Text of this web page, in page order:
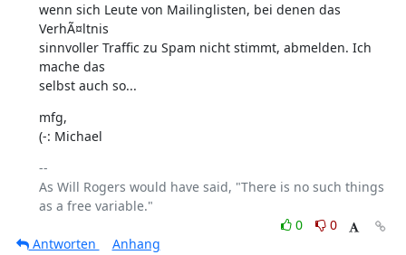
wenn sich Leute von Mailinglisten, bei denen das
VerhÃ¤ltnis
sinnvoller Traffic zu Spam nicht stimmt, abmelden. Ich
mache das
selbst auch so...
mfg,
(-: Michael
--
As Will Rogers would have said, "There is no such things
0
0
Antworten
Anhang